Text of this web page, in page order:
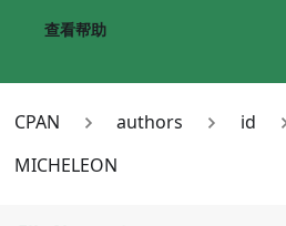
查看帮助
CPAN authors id
MICHELEON